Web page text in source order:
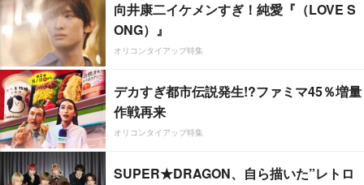
向井康二イケメンすぎ！純愛『（LOVE S
ONG）』
オリコンタイアップ特集
デカすぎ都市伝説発生!?ファミマ45％増量
作戦再来
オリコンタイアップ特集
SUPER★DRAGON、自ら描いた”レトロ